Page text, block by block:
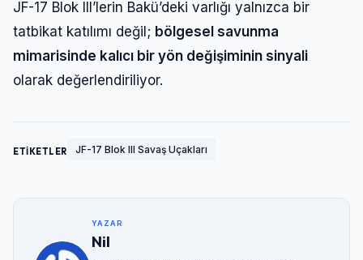
JF-17 Blok III’lerin Bakü’deki varlığı yalnızca bir
tatbikat katılımı değil; bölgesel savunma
mimarisinde kalıcı bir yön değişiminin sinyali
olarak değerlendiriliyor.
ETİKETLER JF-17 Blok III Savaş Uçakları
YAZAR
Nil